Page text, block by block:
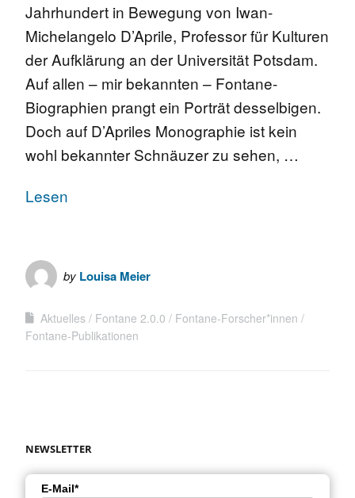
Jahrhundert in Bewegung von Iwan-
Michelangelo D’Aprile, Professor für Kulturen
der Aufklärung an der Universität Potsdam.
Auf allen – mir bekannten – Fontane-
Biographien prangt ein Porträt desselbigen.
Doch auf D’Apriles Monographie ist kein
wohl bekannter Schnäuzer zu sehen, …
Lesen
by Louisa Meier
Aktuelles Fontane 2.0.0
Fontane-Forscher*innen
Fontane-Publikationen
NEWSLETTER
E-Mail*